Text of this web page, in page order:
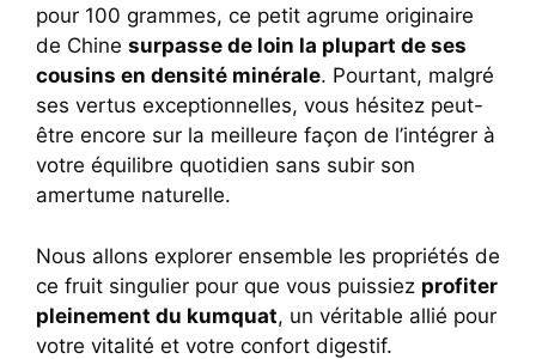
pour 100 grammes, ce petit agrume originaire
de Chine surpasse de loin la plupart de ses
cousins en densité minérale. Pourtant, malgré
ses vertus exceptionnelles, vous hésitez peut-
être encore sur la meilleure façon de l’intégrer à
votre équilibre quotidien sans subir son
amertume naturelle.
Nous allons explorer ensemble les propriétés de
ce fruit singulier pour que vous puissiez profiter
pleinement du kumquat, un véritable allié pour
votre vitalité et votre confort digestif.